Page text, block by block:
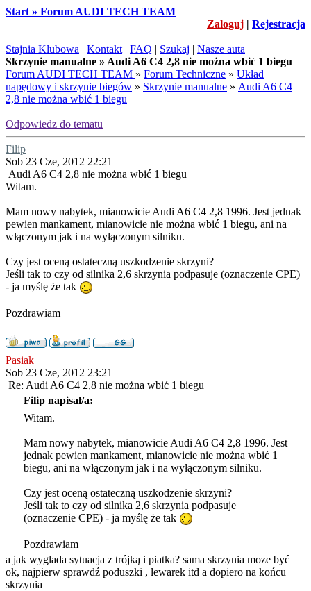
Start » Forum AUDI TECH TEAM
Zaloguj | Rejestracja
Stajnia Klubowa | Kontakt | FAQ | Szukaj | Nasze auta
Skrzynie manualne » Audi A6 C4 2,8 nie można wbić 1 biegu
Forum AUDI TECH TEAM » Forum Techniczne » Układ
napędowy i skrzynie biegów » Skrzynie manualne » Audi A6 C4
2,8 nie można wbić 1 biegu
Odpowiedz do tematu
Filip
Sob 23 Cze, 2012 22:21
Audi A6 C4 2,8 nie można wbić 1 biegu
Witam.
Mam nowy nabytek, mianowicie Audi A6 C4 2,8 1996. Jest jednak
pewien mankament, mianowicie nie można wbić 1 biegu, ani na
włączonym jak i na wyłączonym silniku.
Czy jest oceną ostateczną uszkodzenie skrzyni?
Jeśli tak to czy od silnika 2,6 skrzynia podpasuje (oznaczenie CPE)
- ja myślę że tak
Pozdrawiam
Pasiak
Sob 23 Cze, 2012 23:21
Re: Audi A6 C4 2,8 nie można wbić 1 biegu
Filip napisał/a:
Witam.
Mam nowy nabytek, mianowicie Audi A6 C4 2,8 1996. Jest
jednak pewien mankament, mianowicie nie można wbić 1
biegu, ani na włączonym jak i na wyłączonym silniku.
Czy jest oceną ostateczną uszkodzenie skrzyni?
Jeśli tak to czy od silnika 2,6 skrzynia podpasuje
(oznaczenie CPE) - ja myślę że tak
Pozdrawiam
a jak wyglada sytuacja z trójką i piatka? sama skrzynia moze być
ok, najpierw sprawdź poduszki , lewarek itd a dopiero na końcu
skrzynia